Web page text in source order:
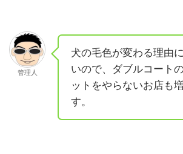
管理人
犬の毛色が変わる理由
いので、ダブルコート
ットをやらないお店も
す。